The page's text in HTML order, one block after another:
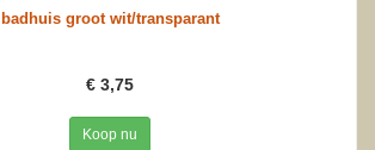
badhuis groot wit/transparant
€ 3,75
Koop nu